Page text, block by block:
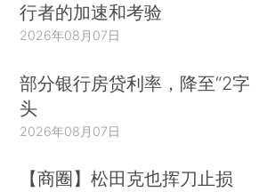
行者的加速和考验
2026年08月07日
部分银行房贷利率，降至“2字
头
2026年08月07日
【商圈】松田克也挥刀止损